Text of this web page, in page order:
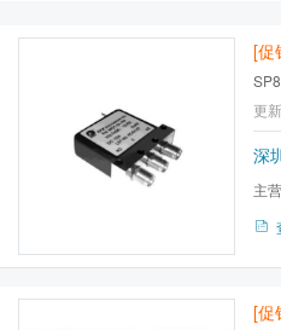
[促
更
深
主
[促